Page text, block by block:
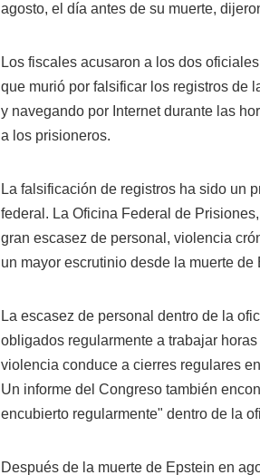
agosto, el día antes de su muerte,
Los fiscales acusaron a los dos
que murió por falsificar los registros de
y navegando por Internet durante las
a los prisioneros.
La falsificación de registros ha sido un
federal. La Oficina Federal de
gran escasez de personal, violencia
un mayor escrutinio desde la muerte de
La escasez de personal dentro de la
obligados regularmente a trabajar
violencia conduce a cierres regulares
Un informe del Congreso también
encubierto regularmente" dentro de la
Después de la muerte de Epstein en